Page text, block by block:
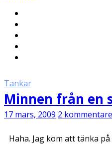
Tankar
Minnen från en
17 mars, 2009 2
Haha. Jag kom att tänka på